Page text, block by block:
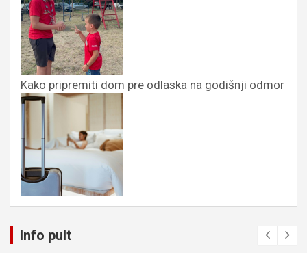
Kako pripremiti dom pre odlaska na godišnji odmor
Info pult